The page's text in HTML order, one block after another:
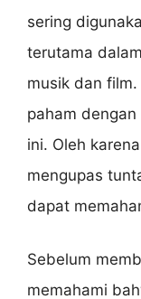
sering
terutama
musik dan
paham
ini. Oleh
mengupas
dapat
Sebelum
memahami